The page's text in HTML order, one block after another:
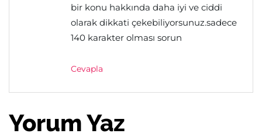
bir konu hakkında daha iyi ve ciddi
olarak dikkati çekebiliyorsunuz.sadece
140 karakter olması sorun
Cevapla
Yorum Yaz